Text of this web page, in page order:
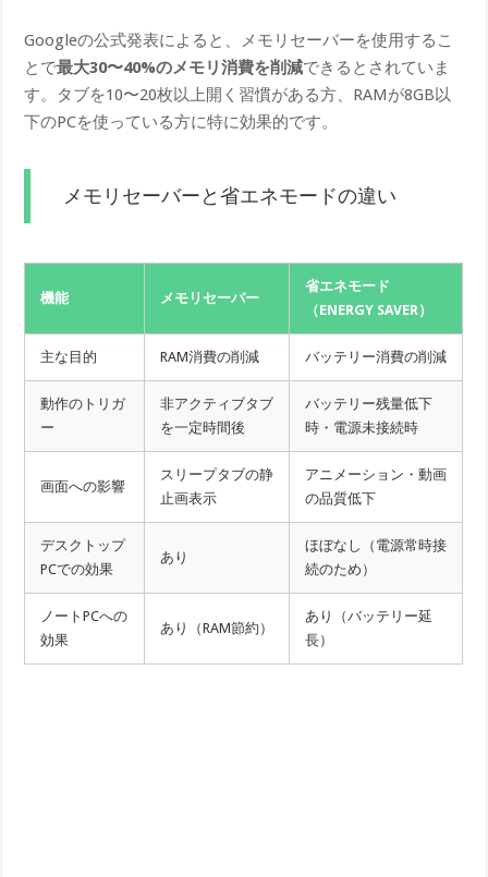
Googleの公式発表によると、メモリセーバーを使用するこ
とで最大30〜40%のメモリ消費を削減できるとされていま
す。タブを10〜20枚以上開く習慣がある方、RAMが8GB以
下のPCを使っている方に特に効果的です。
メモリセーバーと省エネモードの違い
機能 メモリセーバー
省エネモード
（ENERGY SAVER）
主な目的 RAM消費の削減 バッテリー消費の削減
動作のトリガ
ー
非アクティブタブ
を一定時間後
バッテリー残量低下
時・電源未接続時
画面への影響
スリープタブの静
止画表示
アニメーション・動画
の品質低下
デスクトップ
PCでの効果
あり
ほぼなし（電源常時接
続のため）
ノートPCへの
効果
あり（RAM節約）
あり（バッテリー延
長）